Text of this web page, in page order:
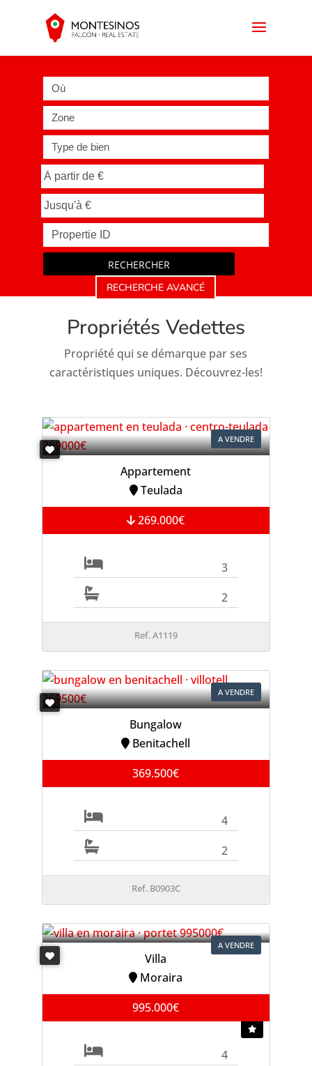
Où
Zone
Type de bien
RECHERCHER
RECHERCHE AVANCÉ
Propriétés Vedettes
Propriété qui se démarque par ses
caractéristiques uniques. Découvrez-les!
A VENDRE
Appartement
Teulada
269.000€
3
2
Ref. A1119
A VENDRE
Bungalow
Benitachell
369.500€
4
2
Ref. B0903C
A VENDRE
Villa
Moraira
995.000€
4